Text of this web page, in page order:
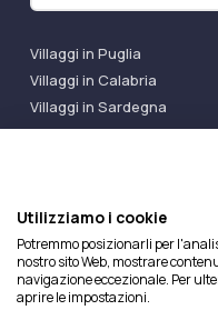
Villaggi in Puglia
Villaggi in Calabria
Villaggi in Sardegna
Villaggi Bluserena
Ilmiovillaggio è un
Licenza Agenzia Viaggi e
26/02/2015 e coperta da
OX00081147 REVO
Utilizziamo i cookie
Potremmo posizionarli per
nostro sito Web, mostrare
navigazione eccezionale. Per
aprire le impostazioni.